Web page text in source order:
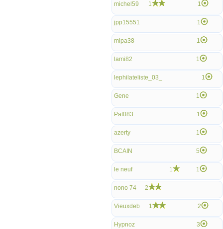
michel59 1 1
jpp15551 1
mipa38 1
lami82 1
lephilateliste_03_ 1
Gene 1
Pat083 1
azerty 1
BCAIN 5
le neuf 1 1
nono 74 2
Vieuxdeb 1 2
Hypnoz 3